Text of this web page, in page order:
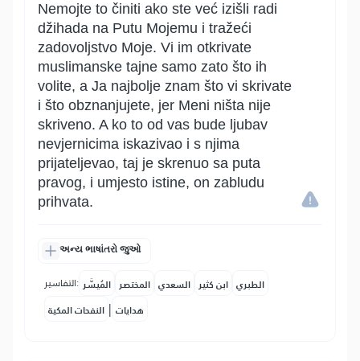
Nemojte to činiti ako ste već izišli radi
džihada na Putu Mojemu i tražeći
zadovoljstvo Moje. Vi im otkrivate
muslimanske tajne samo zato što ih
volite, a Ja najbolje znam što vi skrivate
i što obznanjujete, jer Meni ništa nije
skriveno. A ko to od vas bude ljubav
nevjernicima iskazivao i s njima
prijateljevao, taj je skrenuo sa puta
pravog, i umjesto istine, on zabludu
prihvata.
અન્ય ભાષાંતરો જુઓ
التفاسير: المُيسَّر المختصر السعدي ابن كثير الطبري
النفحات المكية | هدايات